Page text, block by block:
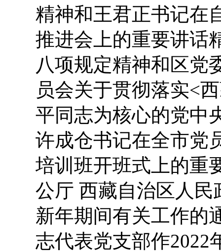
精神和王君正书记在
推进会上的重要讲话
八项规定精神和区党
员会关于贯彻落实<
平同志为核心的党中
许成仓书记在全市党
培训班开班式上的重
公厅 西藏自治区人民
新年期间有关工作的
志代表党支部作2022